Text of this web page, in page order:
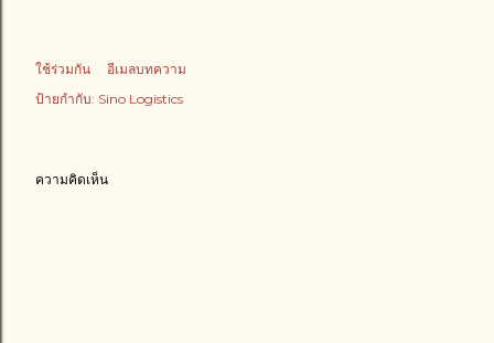
ใช้ร่วมกัน
อีเมลบทความ
ป้ายกำกับ: Sino Logistics
ความคิดเห็น